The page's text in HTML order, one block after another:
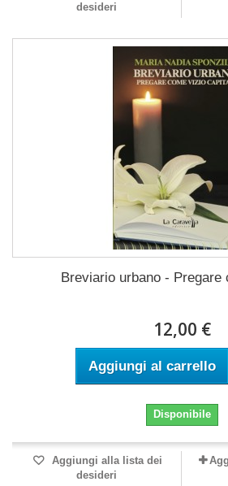
desideri
Breviario urbano - Pregare
12,00 €
Aggiungi al carrello
Disponibile
Aggiungi alla lista dei
desideri